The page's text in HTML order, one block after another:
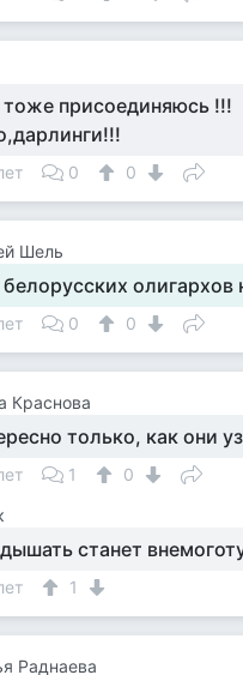
присоединяюсь !!!
0 0
Шель
олигархов
0 0
Краснова
только, как они
1 0
станет
1
Раднаева